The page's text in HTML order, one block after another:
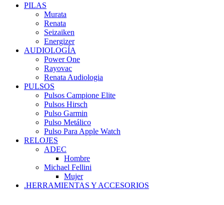
PILAS
Murata
Renata
Seizaiken
Energizer
AUDIOLOGÍA
Power One
Rayovac
Renata Audiologia
PULSOS
Pulsos Campione Elite
Pulsos Hirsch
Pulso Garmin
Pulso Metálico
Pulso Para Apple Watch
RELOJES
ADEC
Hombre
Michael Fellini
Mujer
.HERRAMIENTAS Y ACCESORIOS